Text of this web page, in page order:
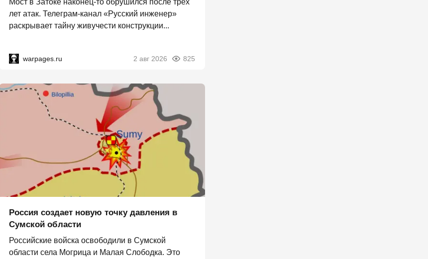
Мост в Затоке наконец-то обрушился после трёх
лет атак. Телеграм-канал «Русский инженер»
раскрывает тайну живучести конструкции...
warpages.ru 2 авг 2026 825
Россия создает новую точку давления в
Сумской области
Российские войска освободили в Сумской
области села Могрица и Малая Слободка. Это